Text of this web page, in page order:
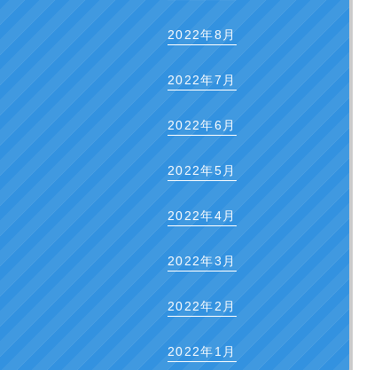
2022年8月
2022年7月
2022年6月
2022年5月
2022年4月
2022年3月
2022年2月
2022年1月